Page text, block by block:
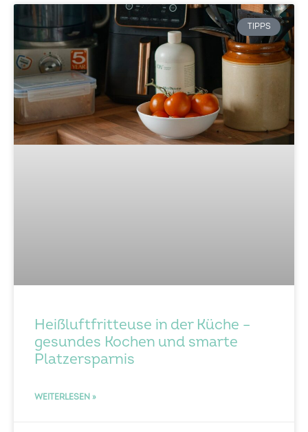
TIPPS
Heißluftfritteuse in der Küche –
gesundes Kochen und smarte
Platzersparnis
WEITERLESEN »